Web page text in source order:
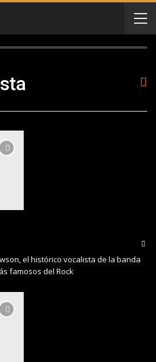
el histórico vocalista de la banda
famosos del Rock